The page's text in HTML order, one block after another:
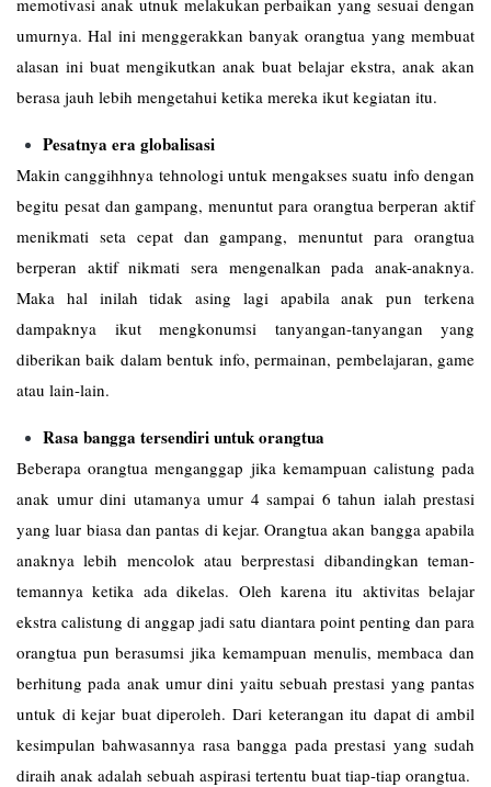
umurnya. Hal ini menggerakkan banyak orangtua yang membuat
alasan ini buat mengikutkan anak buat belajar ekstra, anak akan
berasa jauh lebih mengetahui ketika mereka ikut kegiatan itu.
Pesatnya era globalisasi
Makin canggihhnya tehnologi untuk mengakses suatu info dengan
begitu pesat dan gampang, menuntut para orangtua berperan aktif
menikmati seta cepat dan gampang, menuntut para orangtua
berperan aktif nikmati sera mengenalkan pada anak-anaknya.
Maka hal inilah tidak asing lagi apabila anak pun terkena
dampaknya ikut mengkonumsi tanyangan-tanyangan yang
diberikan baik dalam bentuk info, permainan, pembelajaran, game
atau lain-lain.
Rasa bangga tersendiri untuk orangtua
Beberapa orangtua menganggap jika kemampuan calistung pada
anak umur dini utamanya umur 4 sampai 6 tahun ialah prestasi
yang luar biasa dan pantas di kejar. Orangtua akan bangga apabila
anaknya lebih mencolok atau berprestasi dibandingkan teman-
temannya ketika ada dikelas. Oleh karena itu aktivitas belajar
ekstra calistung di anggap jadi satu diantara point penting dan para
orangtua pun berasumsi jika kemampuan menulis, membaca dan
berhitung pada anak umur dini yaitu sebuah prestasi yang pantas
untuk di kejar buat diperoleh. Dari keterangan itu dapat di ambil
kesimpulan bahwasannya rasa bangga pada prestasi yang sudah
diraih anak adalah sebuah aspirasi tertentu buat tiap-tiap orangtua.